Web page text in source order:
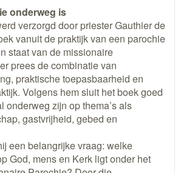
onderweg is
verzorgd door priester Gauthier de
vanuit de praktijk van een parochie
staat van de missionaire
prees de combinatie van
praktische toepasbaarheid en
Volgens hem sluit het boek goed
onderweg zijn op thema’s als
gastvrijheid, gebed en
een belangrijke vraag: welke
God, mens en Kerk ligt onder het